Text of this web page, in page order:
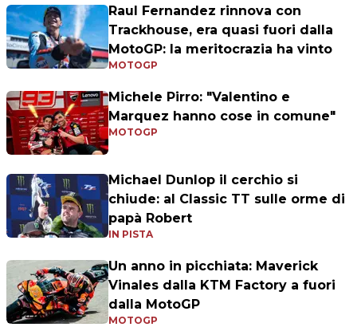
Raul Fernandez rinnova con
Trackhouse, era quasi fuori dalla
MotoGP: la meritocrazia ha vinto
MOTOGP
Michele Pirro: "Valentino e
Marquez hanno cose in comune"
MOTOGP
Michael Dunlop il cerchio si
chiude: al Classic TT sulle orme di
papà Robert
IN PISTA
Un anno in picchiata: Maverick
Vinales dalla KTM Factory a fuori
dalla MotoGP
MOTOGP